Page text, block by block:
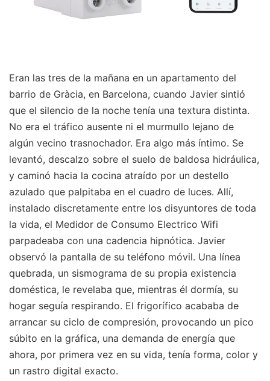
Eran las tres de la mañana en un apartamento del
barrio de Gràcia, en Barcelona, cuando Javier sintió
que el silencio de la noche tenía una textura distinta.
No era el tráfico ausente ni el murmullo lejano de
algún vecino trasnochador. Era algo más íntimo. Se
levantó, descalzo sobre el suelo de baldosa hidráulica,
y caminó hacia la cocina atraído por un destello
azulado que palpitaba en el cuadro de luces. Allí,
instalado discretamente entre los disyuntores de toda
la vida, el Medidor de Consumo Electrico Wifi
parpadeaba con una cadencia hipnótica. Javier
observó la pantalla de su teléfono móvil. Una línea
quebrada, un sismograma de su propia existencia
doméstica, le revelaba que, mientras él dormía, su
hogar seguía respirando. El frigorífico acababa de
arrancar su ciclo de compresión, provocando un pico
súbito en la gráfica, una demanda de energía que
ahora, por primera vez en su vida, tenía forma, color y
un rastro digital exacto.